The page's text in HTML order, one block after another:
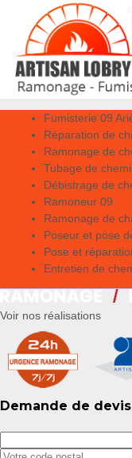
Fumisterie 09
Réparation de
Ramonage de
Tubage de
Débistrage de
Ramoneur 09
Ramonage de
Poseur et pose
Pose et
Entretien de
Voir nos réalisations
Demande de